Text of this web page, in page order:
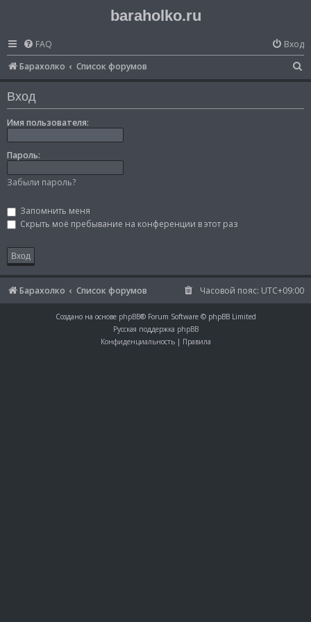
baraholko.ru
FAQ
Вход
Барахолко
Список форумов
о
Вход
Имя пользователя:
Пароль:
Забыли пароль?
Запомнить меня
Скрыть моё пребывание на конференции в этот раз
Барахолко Список форумов Часовой пояс: UTC+09:00
Создано на основе phpBB® Forum Software © phpBB Limited
Русская поддержка phpBB
Конфиденциальность| Правила